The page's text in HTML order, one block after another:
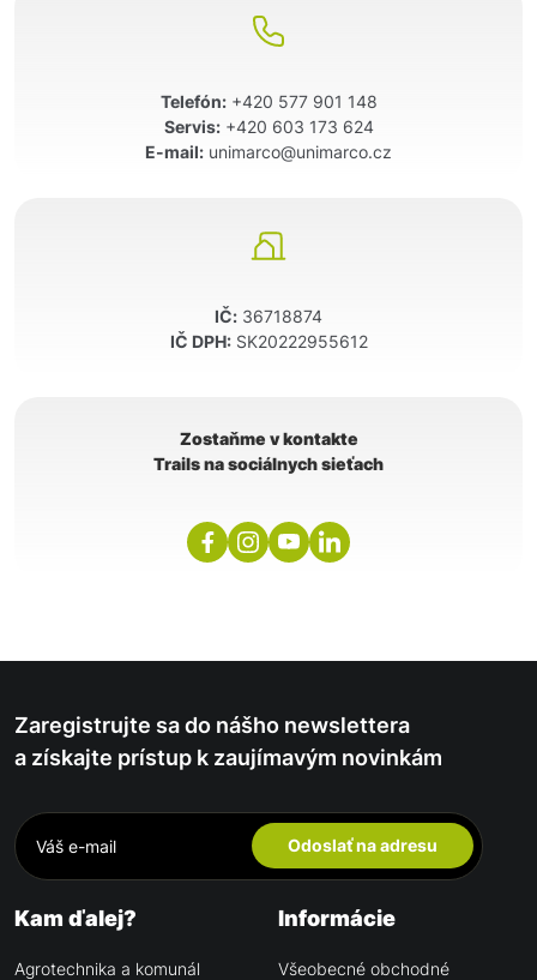
Telefón: +420 577 901 148
Servis: +420 603 173 624
E-mail: unimarco@unimarco.cz
IČ: 36718874
IČ DPH:SK20222955612
Zostaňme v kontakte
Trails na sociálnych sieťach
Zaregistrujte sa do nášho newslettera
a získajte prístup k zaujímavým novinkám
Odoslať na adresu
Kam ďalej?
Agrotechnika a komunál
Informácie
Všeobecné obchodné